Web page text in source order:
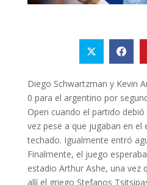
Diego Schwartzman y Kevin
0 para el argentino por
Open cuando el partido
vez pese a que jugaban en
techado. Igualmente entró
Finalmente, el juego
estadio Arthur Ashe, una vez
allí el griego Stefanos